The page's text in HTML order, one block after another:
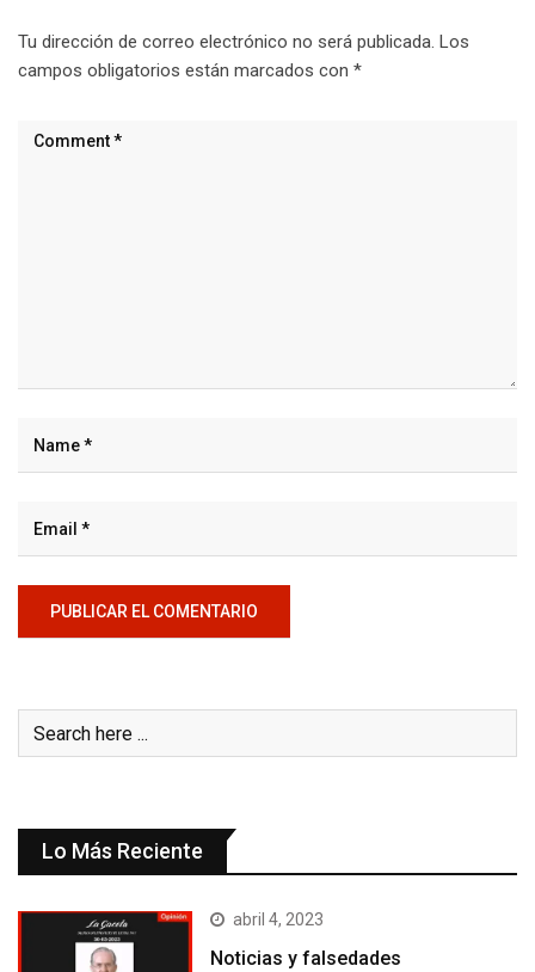
Tu dirección de correo electrónico no será publicada. Los
campos obligatorios están marcados con *
Lo Más Reciente
abril 4, 2023
Noticias y falsedades